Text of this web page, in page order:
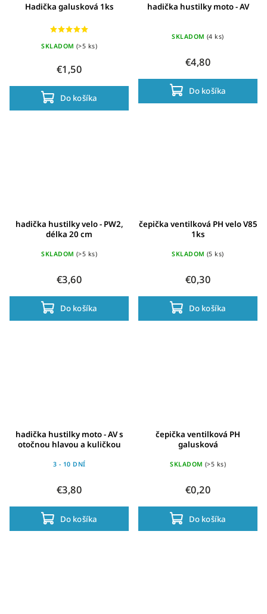
Hadička galusková 1ks
SKLADOM (>5 ks)
€1,50
Do košíka
hadička hustilky moto - AV
SKLADOM (4 ks)
€4,80
Do košíka
hadička hustilky velo - PW2,
délka 20 cm
SKLADOM (>5 ks)
€3,60
Do košíka
čepička ventilková PH velo V85
1ks
SKLADOM (5 ks)
€0,30
Do košíka
hadička hustilky moto - AV s
otočnou hlavou a kuličkou
3 - 10 DNÍ
€3,80
Do košíka
čepička ventilková PH
galusková
SKLADOM (>5 ks)
€0,20
Do košíka